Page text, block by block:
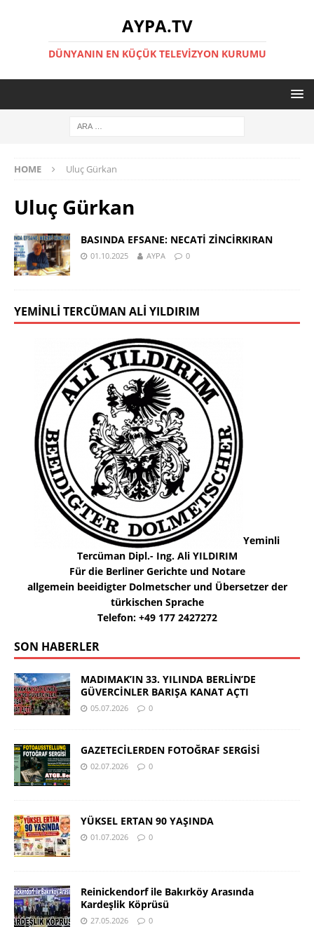
AYPA.TV
DÜNYANIN EN KÜÇÜK TELEVIZYON KURUMU
HOME Uluç Gürkan
Uluç Gürkan
BASINDA EFSANE: NECATİ ZİNCİRKIRAN
01.10.2025 AYPA 0
YEMINLI TERCÜMAN ALI YILDIRIM
Yeminli
Tercüman Dipl.- Ing. Ali YILDIRIM
Für die Berliner Gerichte und Notare
allgemein beeidigter Dolmetscher und Übersetzer der
türkischen Sprache
Telefon: +49 177 2427272
SON HABERLER
MADIMAK’IN 33. YILINDA BERLİN’DE
GÜVERCİNLER BARIŞA KANAT AÇTI
05.07.2026 0
GAZETECİLERDEN FOTOĞRAF SERGİSİ
02.07.2026 0
YÜKSEL ERTAN 90 YAŞINDA
01.07.2026 0
Reinickendorf ile Bakırköy Arasında
Kardeşlik Köprüsü
27.05.2026 0